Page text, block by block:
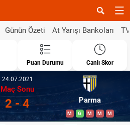
Günün Özeti At Yarışı Bankoları
Puan Durumu Canlı Skor
24.07.2021
Maç Sonu
2 - 4 Parma
M G M M M